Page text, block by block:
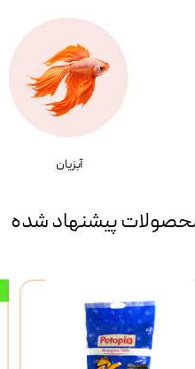
آبزیان
پیشنهاد شده